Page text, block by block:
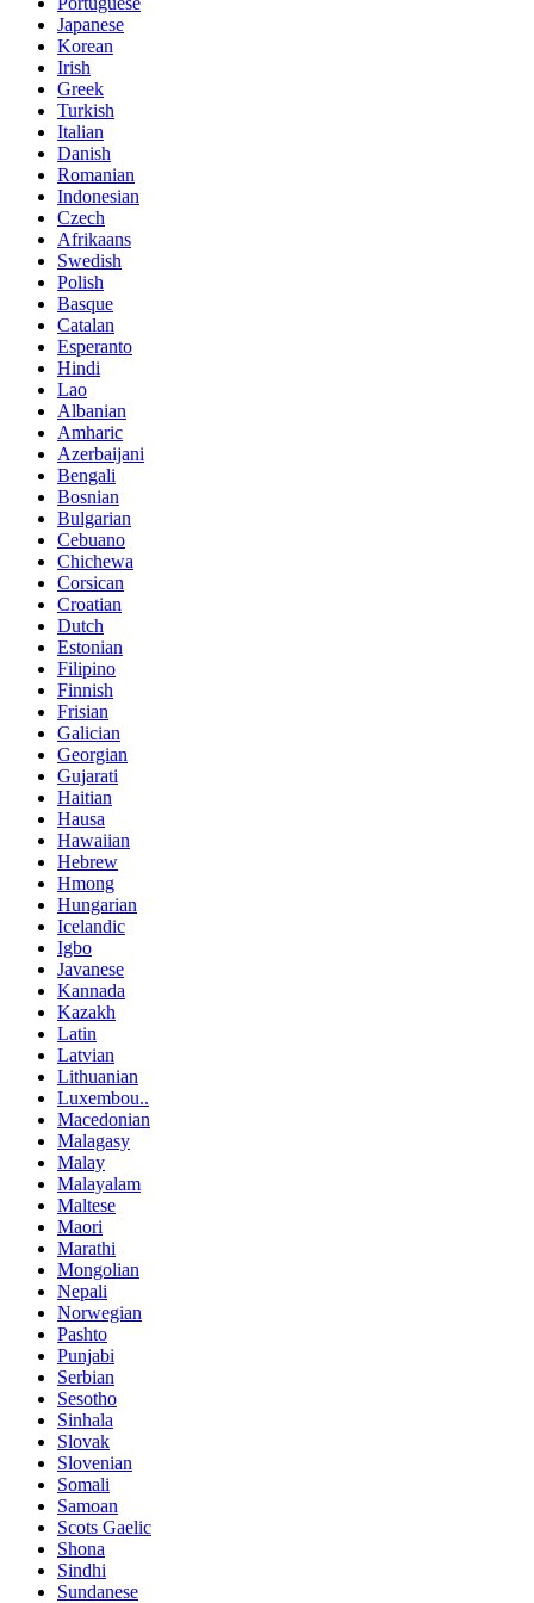
Japanese
Korean
Irish
Greek
Turkish
Italian
Danish
Romanian
Indonesian
Czech
Afrikaans
Swedish
Polish
Basque
Catalan
Esperanto
Hindi
Lao
Albanian
Amharic
Azerbaijani
Bengali
Bosnian
Bulgarian
Cebuano
Chichewa
Corsican
Croatian
Dutch
Estonian
Filipino
Finnish
Frisian
Galician
Georgian
Gujarati
Haitian
Hausa
Hawaiian
Hebrew
Hmong
Hungarian
Icelandic
Igbo
Javanese
Kannada
Kazakh
Latin
Latvian
Lithuanian
Luxembou..
Macedonian
Malagasy
Malay
Malayalam
Maltese
Maori
Marathi
Mongolian
Nepali
Norwegian
Pashto
Punjabi
Serbian
Sesotho
Sinhala
Slovak
Slovenian
Somali
Samoan
Scots Gaelic
Shona
Sindhi
Sundanese